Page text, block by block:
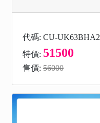
代碼: CU-UK63BHA2
特價: 51500
售價: 56000